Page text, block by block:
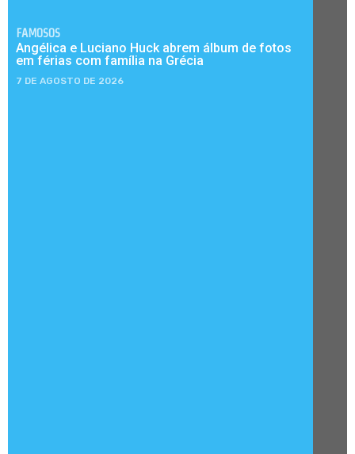
FAMOSOS
Angélica e Luciano Huck abrem álbum de fotos
em férias com família na Grécia
7 DE AGOSTO DE 2026